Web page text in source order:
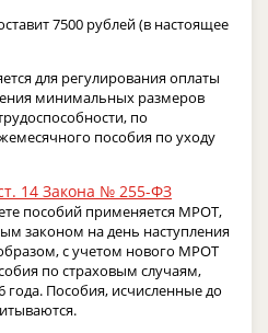
7500 рублей (в настоящее
для регулирования оплаты
минимальных размеров
по
пособия по уходу
14 Закона № 255-ФЗ
пособий применяется МРОТ,
законом на день наступления
с учетом нового МРОТ
по страховым случаям,
Пособия, исчисленные до